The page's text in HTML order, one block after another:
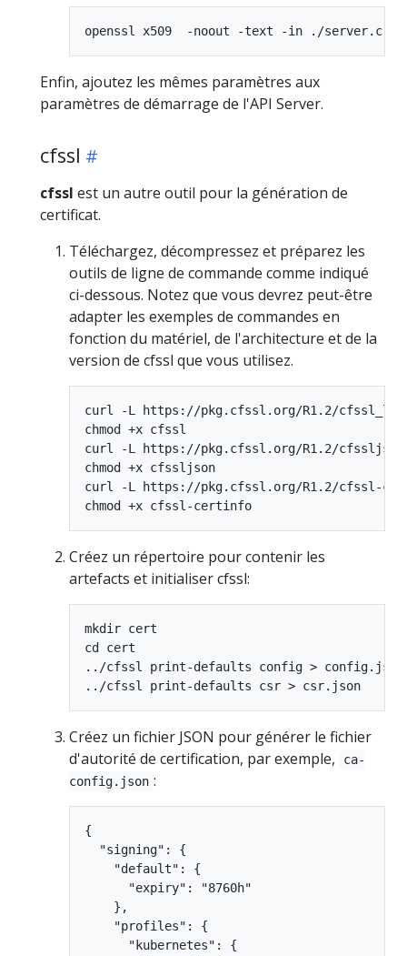
Enfin, ajoutez les mêmes paramètres aux
paramètres de démarrage de l'API Server.
cfssl
cfssl est un autre outil pour la génération de
certificat.
Téléchargez, décompressez et préparez les
outils de ligne de commande comme indiqué
ci-dessous. Notez que vous devrez peut-être
adapter les exemples de commandes en
fonction du matériel, de l'architecture et de la
version de cfssl que vous utilisez.
curl -L https://pkg.cfssl.org/R1.2/
chmod +x cfssl
curl -L https://pkg.cfssl.org/R1.2/
chmod +x cfssljson
curl -L https://pkg.cfssl.org/R1.2/cfssl-
Créez un répertoire pour contenir les
artefacts et initialiser cfssl:
mkdir cert
cd cert
../cfssl print-defaults config > config.json
Créez un fichier JSON pour générer le fichier
d'autorité de certification, par exemple,
ca-
config.json :
{
  "signing": {
    "default": {
      "expiry": "8760h"
    },
    "profiles": {
      "kubernetes": {